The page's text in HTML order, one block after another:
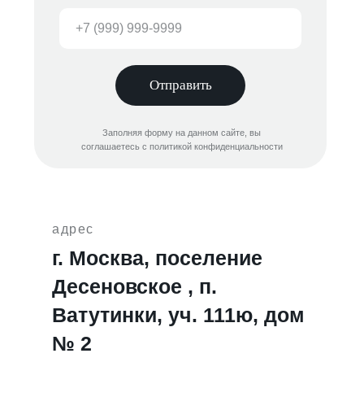
Заполняя форму на данном сайте, вы
соглашаетесь с политикой конфиденциальности
Отправить
адрес
г. Москва, поселение
Десеновское , п.
Ватутинки, уч. 111ю, дом
№ 2